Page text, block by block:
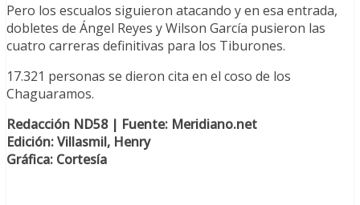
Pero los escualos siguieron atacando y en esa entrada,
dobletes de Ángel Reyes y Wilson García pusieron las
cuatro carreras definitivas para los Tiburones.
17.321 personas se dieron cita en el coso de los
Chaguaramos.
Redacción ND58 | Fuente: Meridiano.net
Edición: Villasmil, Henry
Gráfica: Cortesía